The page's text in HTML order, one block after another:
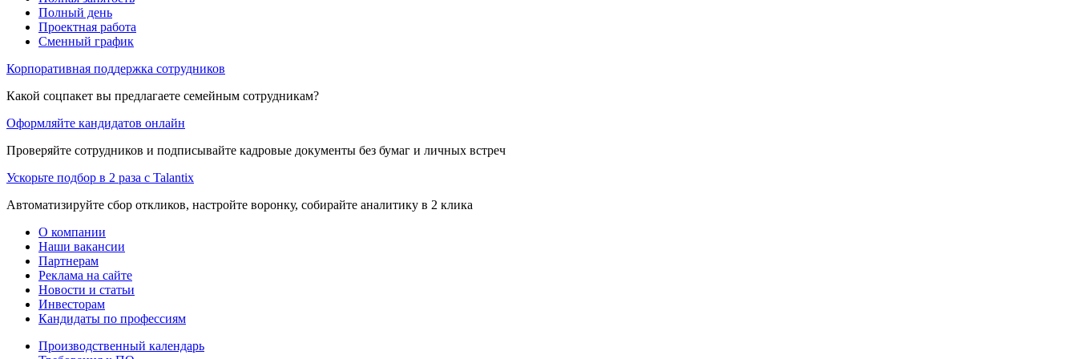
Полный день
Проектная работа
Сменный график
Корпоративная поддержка сотрудников
Какой соцпакет вы предлагаете семейным сотрудникам?
Оформляйте кандидатов онлайн
Проверяйте сотрудников и подписывайте кадровые документы без бумаг и личных встреч
Ускорьте подбор в 2 раза с Talantix
Автоматизируйте сбор откликов, настройте воронку, собирайте аналитику в 2 клика
О компании
Наши вакансии
Партнерам
Реклама на сайте
Новости и статьи
Инвесторам
Кандидаты по профессиям
Производственный календарь